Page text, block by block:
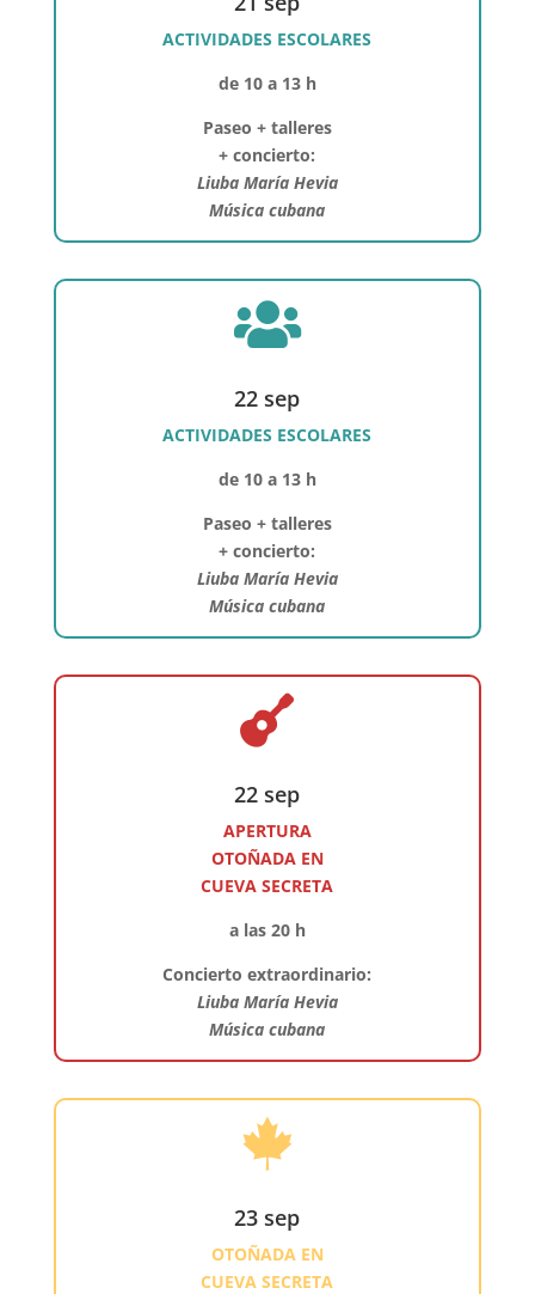
ACTIVIDADES ESCOLARES
de 10 a 13 h
Paseo + talleres
+ concierto:
Liuba María Hevia
Música cubana

22 sep
ACTIVIDADES ESCOLARES
de 10 a 13 h
Paseo + talleres
+ concierto:
Liuba María Hevia
Música cubana

22 sep
APERTURA
OTOÑADA EN
CUEVA SECRETA
a las 20 h
Concierto extraordinario:
Liuba María Hevia
Música cubana

23 sep
OTOÑADA EN
CUEVA SECRETA